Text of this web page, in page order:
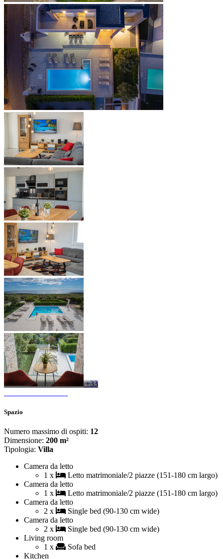
+33
Spazio
Numero massimo di ospiti: 12
Dimensione: 200 m²
Tipologia: Villa
Camera da letto
1 x
Letto matrimoniale/2 piazze (151-180 cm largo)
Camera da letto
1 x
Letto matrimoniale/2 piazze (151-180 cm largo)
Camera da letto
2 x
Single bed (90-130 cm wide)
Camera da letto
2 x
Single bed (90-130 cm wide)
Living room
1 x
Sofa bed
Kitchen